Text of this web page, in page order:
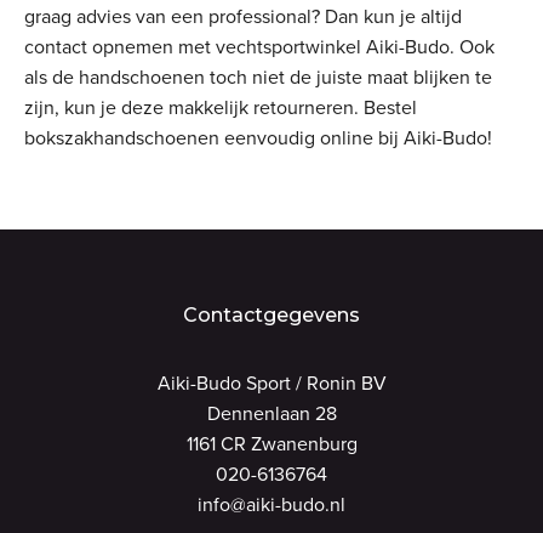
graag advies van een professional? Dan kun je altijd
contact opnemen met vechtsportwinkel Aiki-Budo. Ook
als de handschoenen toch niet de juiste maat blijken te
zijn, kun je deze makkelijk retourneren. Bestel
bokszakhandschoenen eenvoudig online bij Aiki-Budo!
Contactgegevens
Aiki-Budo Sport / Ronin BV
Dennenlaan 28
1161 CR Zwanenburg
020-6136764
info@aiki-budo.nl